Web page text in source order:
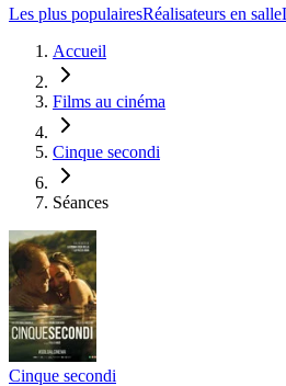
Les plus populairesRéalisateurs en salle
Accueil
Films au cinéma
Cinque secondi
Séances
Cinque secondi